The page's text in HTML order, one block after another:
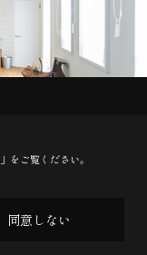
」をご覧ください。
同意しない